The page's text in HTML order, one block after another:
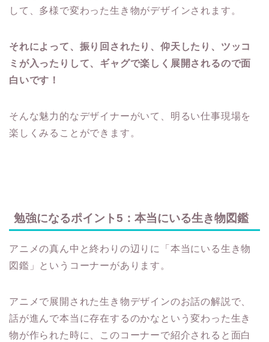
して、多様で変わった生き物がデザインされます。
それによって、振り回されたり、仰天したり、ツッコ
ミが入ったりして、ギャグで楽しく展開されるので面
白いです！
そんな魅力的なデザイナーがいて、明るい仕事現場を
楽しくみることができます。
勉強になるポイント5：本当にいる生き物図鑑
アニメの真ん中と終わりの辺りに「本当にいる生き物
図鑑」というコーナーがあります。
アニメで展開された生き物デザインのお話の解説で、
話が進んで本当に存在するのかなという変わった生き
物が作られた時に、このコーナーで紹介されると面白